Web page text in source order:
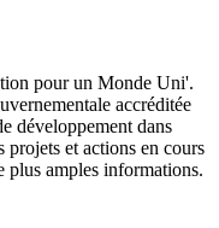
pour un Monde Uni'.
accréditée
développement dans
et actions en cours
plus amples informations.